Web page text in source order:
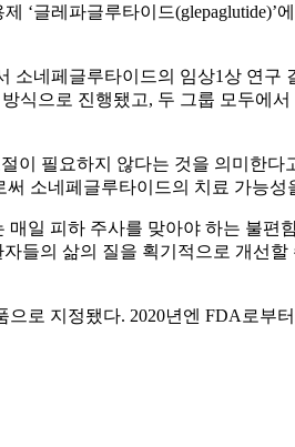
‘글레파글루타이드
소네페글루타이드의 임상1상 연
으로 진행됐고, 두 그룹 모두에
이 필요하지 않다는 것을 의미한
소네페글루타이드의 치료 가능성
일 피하 주사를 맞아야 하는 불편
들의 삶의 질을 획기적으로 개선
로 지정됐다. 2020년엔 FDA로부